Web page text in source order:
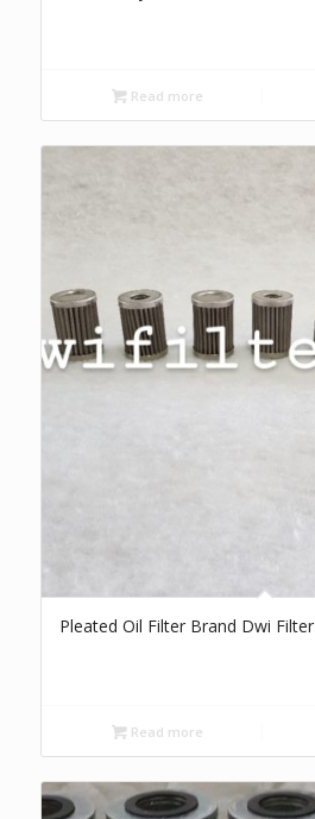
Read more
Pleated Oil Filter Brand Dwi Filter
Read more